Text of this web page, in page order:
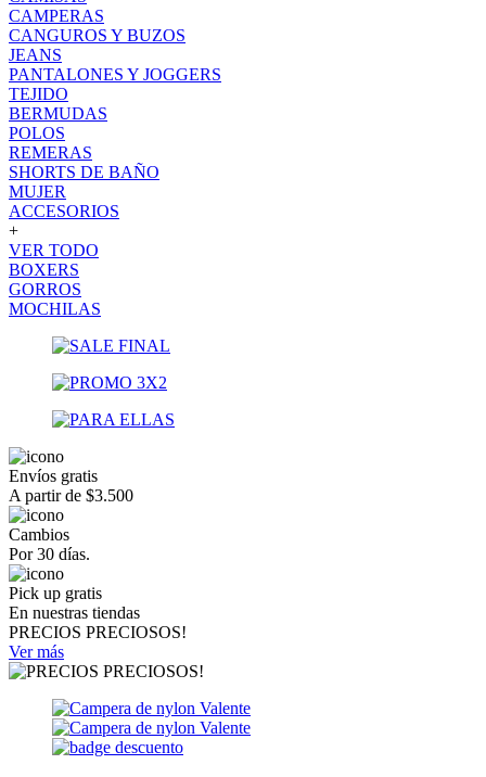
CAMPERAS
CANGUROS Y BUZOS
JEANS
PANTALONES Y JOGGERS
TEJIDO
BERMUDAS
POLOS
REMERAS
SHORTS DE BAÑO
MUJER
ACCESORIOS
+
VER TODO
BOXERS
GORROS
MOCHILAS
Envíos gratis
A partir de $3.500
Cambios
Por 30 días.
Pick up gratis
En nuestras tiendas
PRECIOS PRECIOSOS!
Ver más